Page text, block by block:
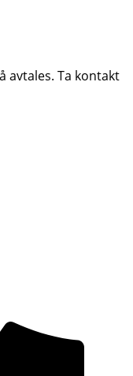
avtales. Ta kontakt